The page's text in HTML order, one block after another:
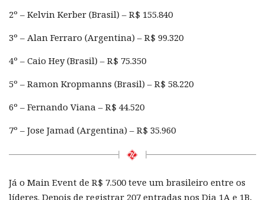
2º – Kelvin Kerber (Brasil) – R$ 155.840
3º – Alan Ferraro (Argentina) – R$ 99.320
4º – Caio Hey (Brasil) – R$ 75.350
5º – Ramon Kropmanns (Brasil) – R$ 58.220
6º – Fernando Viana – R$ 44.520
7º – Jose Jamad (Argentina) – R$ 35.960
Já o Main Event de R$ 7.500 teve um brasileiro entre os
líderes. Depois de registrar 207 entradas nos Dia 1A e 1B,